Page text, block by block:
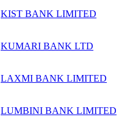
KIST BANK LIMITED
KUMARI BANK LTD
LAXMI BANK LIMITED
LUMBINI BANK LIMITED